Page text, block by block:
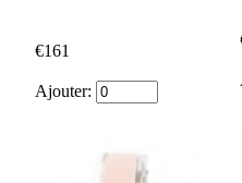
€161
Ajouter: